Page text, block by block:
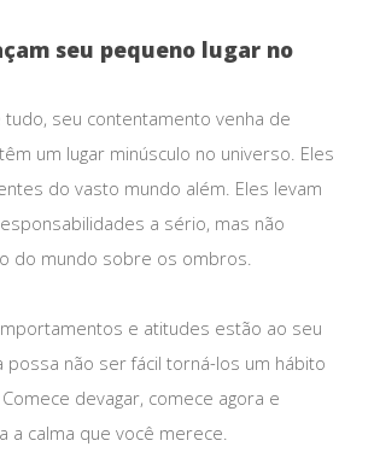
seu pequeno lugar no
tudo, seu contentamento venha de
um lugar minúsculo no universo. Eles
do vasto mundo além. Eles levam
a sério, mas não
do mundo sobre os ombros.
e atitudes estão ao seu
possa não ser fácil torná-los um hábito
devagar, comece agora e
a calma que você merece.